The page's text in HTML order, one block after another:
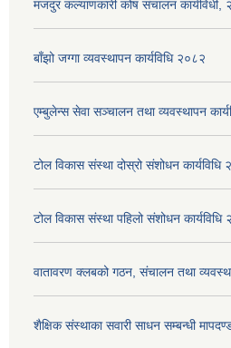
मजदुर कल्याणकारी कोष संचालन कार्यविधी,
बाँझो जग्गा व्यवस्थापन कार्यविधि २०८२
एम्बुलेन्स सेवा सञ्चालन तथा व्यवस्थापन
टोल विकास संस्था दोस्रो संशोधन कार्यविधि
टोल विकास संस्था पहिलो संशोधन कार्यविधि
वातावरण क्लबको गठन, संचालन तथा
शैक्षिक संस्थाका सवारी साधन सम्बन्धी